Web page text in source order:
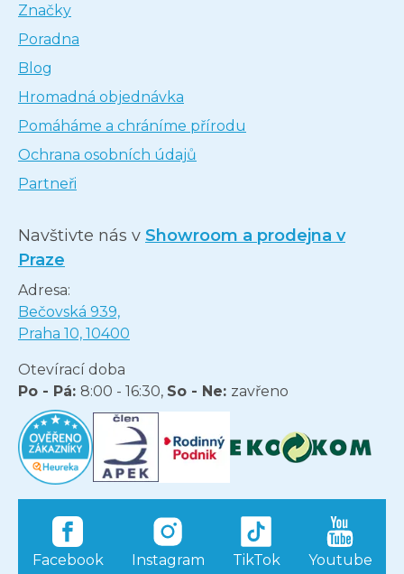
Značky
Poradna
Blog
Hromadná objednávka
Pomáháme a chráníme přírodu
Ochrana osobních údajů
Partneři
Navštivte nás v Showroom a prodejna v
Praze
Adresa:
Bečovská 939,
Praha 10, 10400
Otevírací doba
Po - Pá: 8:00 - 16:30, So - Ne: zavřeno
Facebook Instagram TikTok Youtube